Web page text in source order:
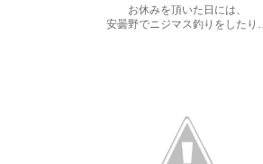
お休みを頂いた日には、
安曇野でニジマス釣りをした